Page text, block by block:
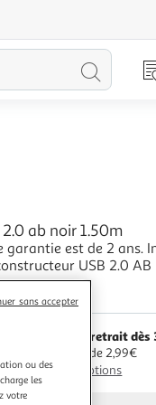
ab noir 1.50m
de 2 ans. Informations complémentaires
USB 2.0 AB noir 1.50m
(données
Pas de pièce disponible
Livr. ou retrait
A partir de 2,99€
Plus d'options
ou des
les
votre
sans accepter